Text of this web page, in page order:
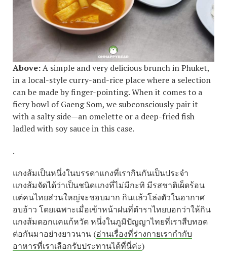
Above:A simple and very delicious brunch in Phuket,
in a local-style curry-and-rice place where a selection
can be made by finger-pointing. When it comes to a
fiery bowl of Gaeng Som, we subconsciously pair it
with a salty side—an omelette or a deep-fried fish
ladled with soy sauce in this case.
.
แกงส้มเป็นหนึ่งในบรรดาแกงที่เรากินกันเป็นประจำ
แกงส้มจัดได้ว่าเป็นชนิดแกงที่ไม่มีกะทิ มีรสชาติเผ็ดร้อน
แต่คนไทยส่วนใหญ่จะชอบมาก กินแล้วโล่งตัวในอากาศ
อบอ้าว โดยเฉพาะเมื่อเข้าหน้าฝนที่ตำราไทยบอกว่าให้กิน
แกงส้มดอกแคแก้หวัด หนึ่งในภูมิปัญญาไทยที่เราสืบทอด
ต่อกันมาอย่างยาวนาน (อ่านเรื่องที่ร่างกายเรากำกับ
อาหารที่เราเลือกรับประทานได้ที่นี่ค่ะ)